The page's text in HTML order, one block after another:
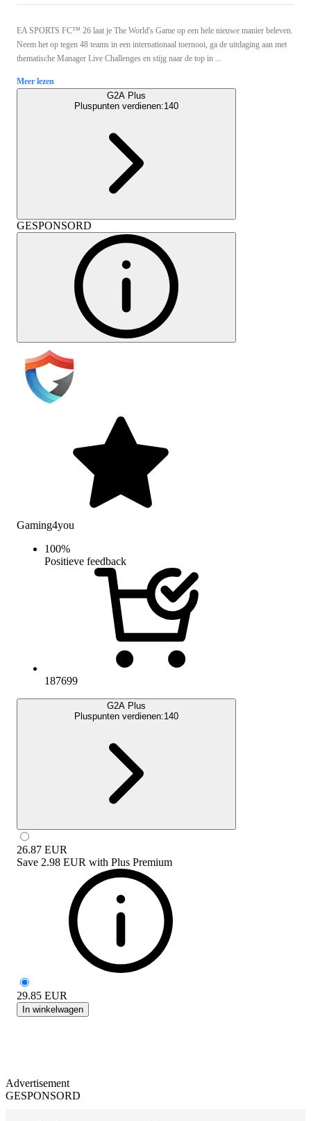
EA SPORTS FC™ 26 laat je The World's Game op een hele nieuwe manier beleven.
Neem het op tegen 48 teams in een internationaal toernooi, ga de uitdaging aan met
thematische Manager Live Challenges en stijg naar de top in ...
Meer lezen
G2A Plus
Pluspunten verdienen:140
GESPONSORD
Gaming4you
100%
Positieve feedback
187699
G2A Plus
Pluspunten verdienen:140
26.87 EUR
Save 2.98 EUR with Plus Premium
29.85 EUR
In winkelwagen
Advertisement
GESPONSORD